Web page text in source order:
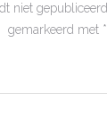
niet gepubliceerd.
gemarkeerd met *